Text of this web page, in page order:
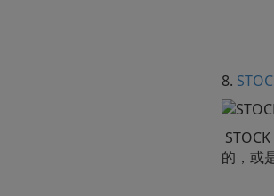
8.
的，或